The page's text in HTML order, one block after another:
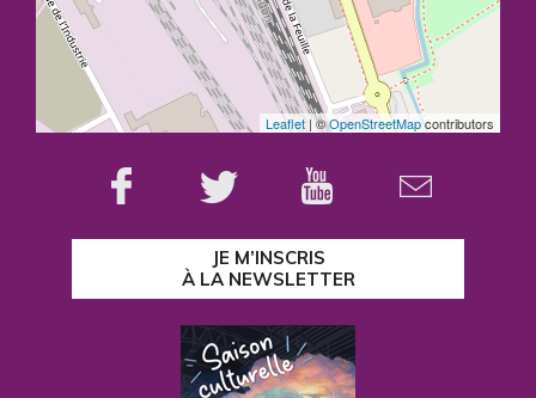
Leaflet | ©OpenStreetMapcontributors
JE M’INSCRIS
À LA NEWSLETTER